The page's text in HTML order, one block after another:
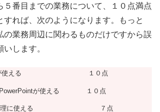
５番目までの業務について、１０点満点
すれば、次のようになります。もっと
の業務周辺に関わるものだけですから誤
します。
が使える １０点
PowerPointが使える １０点
務管理に使える ７点